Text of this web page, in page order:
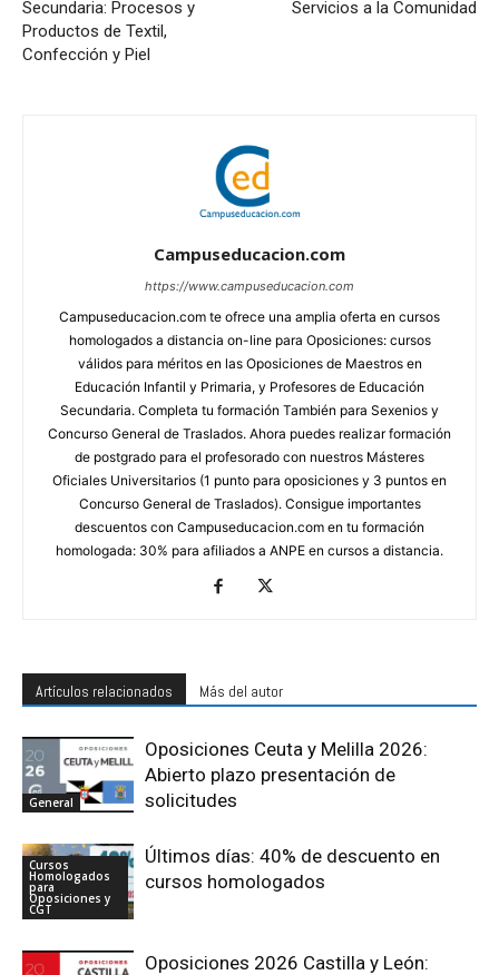
Secundaria: Procesos y
Productos de Textil,
Confección y Piel
Servicios a la Comunidad
Campuseducacion.com
https://www.campuseducacion.com
Campuseducacion.com te ofrece una amplia oferta en cursos
homologados a distancia on-line para Oposiciones: cursos
válidos para méritos en las Oposiciones de Maestros en
Educación Infantil y Primaria, y Profesores de Educación
Secundaria. Completa tu formación También para Sexenios y
Concurso General de Traslados. Ahora puedes realizar formación
de postgrado para el profesorado con nuestros Másteres
Oficiales Universitarios (1 punto para oposiciones y 3 puntos en
Concurso General de Traslados). Consigue importantes
descuentos con Campuseducacion.com en tu formación
homologada: 30% para afiliados a ANPE en cursos a distancia.
Artículos relacionados Más del autor
General
Oposiciones Ceuta y Melilla 2026:
Abierto plazo presentación de
solicitudes
Cursos
Homologados
para
Oposiciones y
CGT
Últimos días: 40% de descuento en
cursos homologados
Oposiciones 2026 Castilla y León: